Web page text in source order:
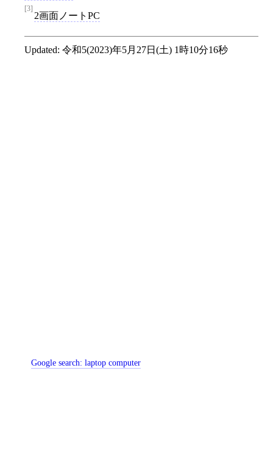
[3]
2画面ノートPC
Updated: 令和5(2023)年5月27日(土) 1時10分16秒
Google search:laptop computer